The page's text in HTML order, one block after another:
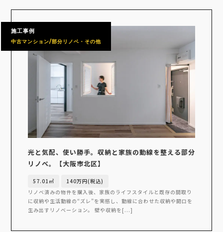
施工事例
中古マンション/部分リノベ・その他
光と気配、使い勝手。収納と家族の動線を整える部分
リノベ。【大阪市北区】
57.01㎡
140万円(税込)
リノベ済みの物件を購入後、家族のライフスタイルと既存の間取り
に収納や生活動線の“ズレ”を実感し、動線に合わせた収納や開口を
生み出すリノベーション。 壁や収納を[...]